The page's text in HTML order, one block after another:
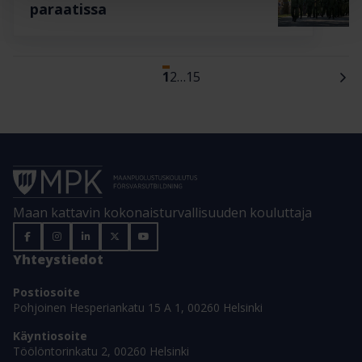
paraatissa
12…15
Maan kattavin kokonaisturvallisuuden kouluttaja
Yhteystiedot
Postiosoite
Pohjoinen Hesperiankatu 15 A 1, 00260 Helsinki
Käyntiosoite
Töölöntorinkatu 2, 00260 Helsinki